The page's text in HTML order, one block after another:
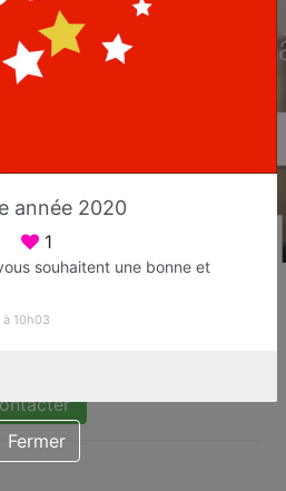
Sucy
année 2020
1
souhaitent une bonne et
10h03
Fermer